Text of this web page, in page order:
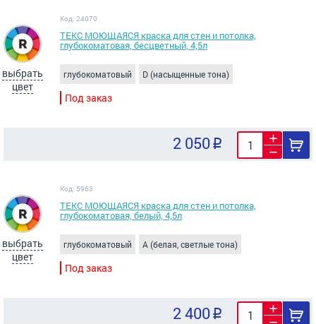
выбрать
цвет
Код: 24070
ТЕКС МОЮЩАЯСЯ краска для стен и потолка,
глубокоматовая, бесцветный, 4,5л
глубокоматовый D (насыщенные тона)
Под заказ
2 050
выбрать
цвет
Код: 5963
ТЕКС МОЮЩАЯСЯ краска для стен и потолка,
глубокоматовая, белый, 4,5л
глубокоматовый A (белая, светлые тона)
Под заказ
2 400